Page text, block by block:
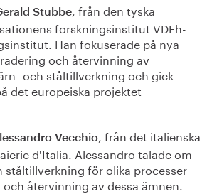
Stubbe, från den tyska
forskningsinstitut VDEh-
Han fokuserade på nya
och återvinning av
och ståltillverkning och gick
det europeiska projektet
Vecchio, från det italienska
d'Italia. Alessandro talade om
ståltillverkning för olika processer
återvinning av dessa ämnen.